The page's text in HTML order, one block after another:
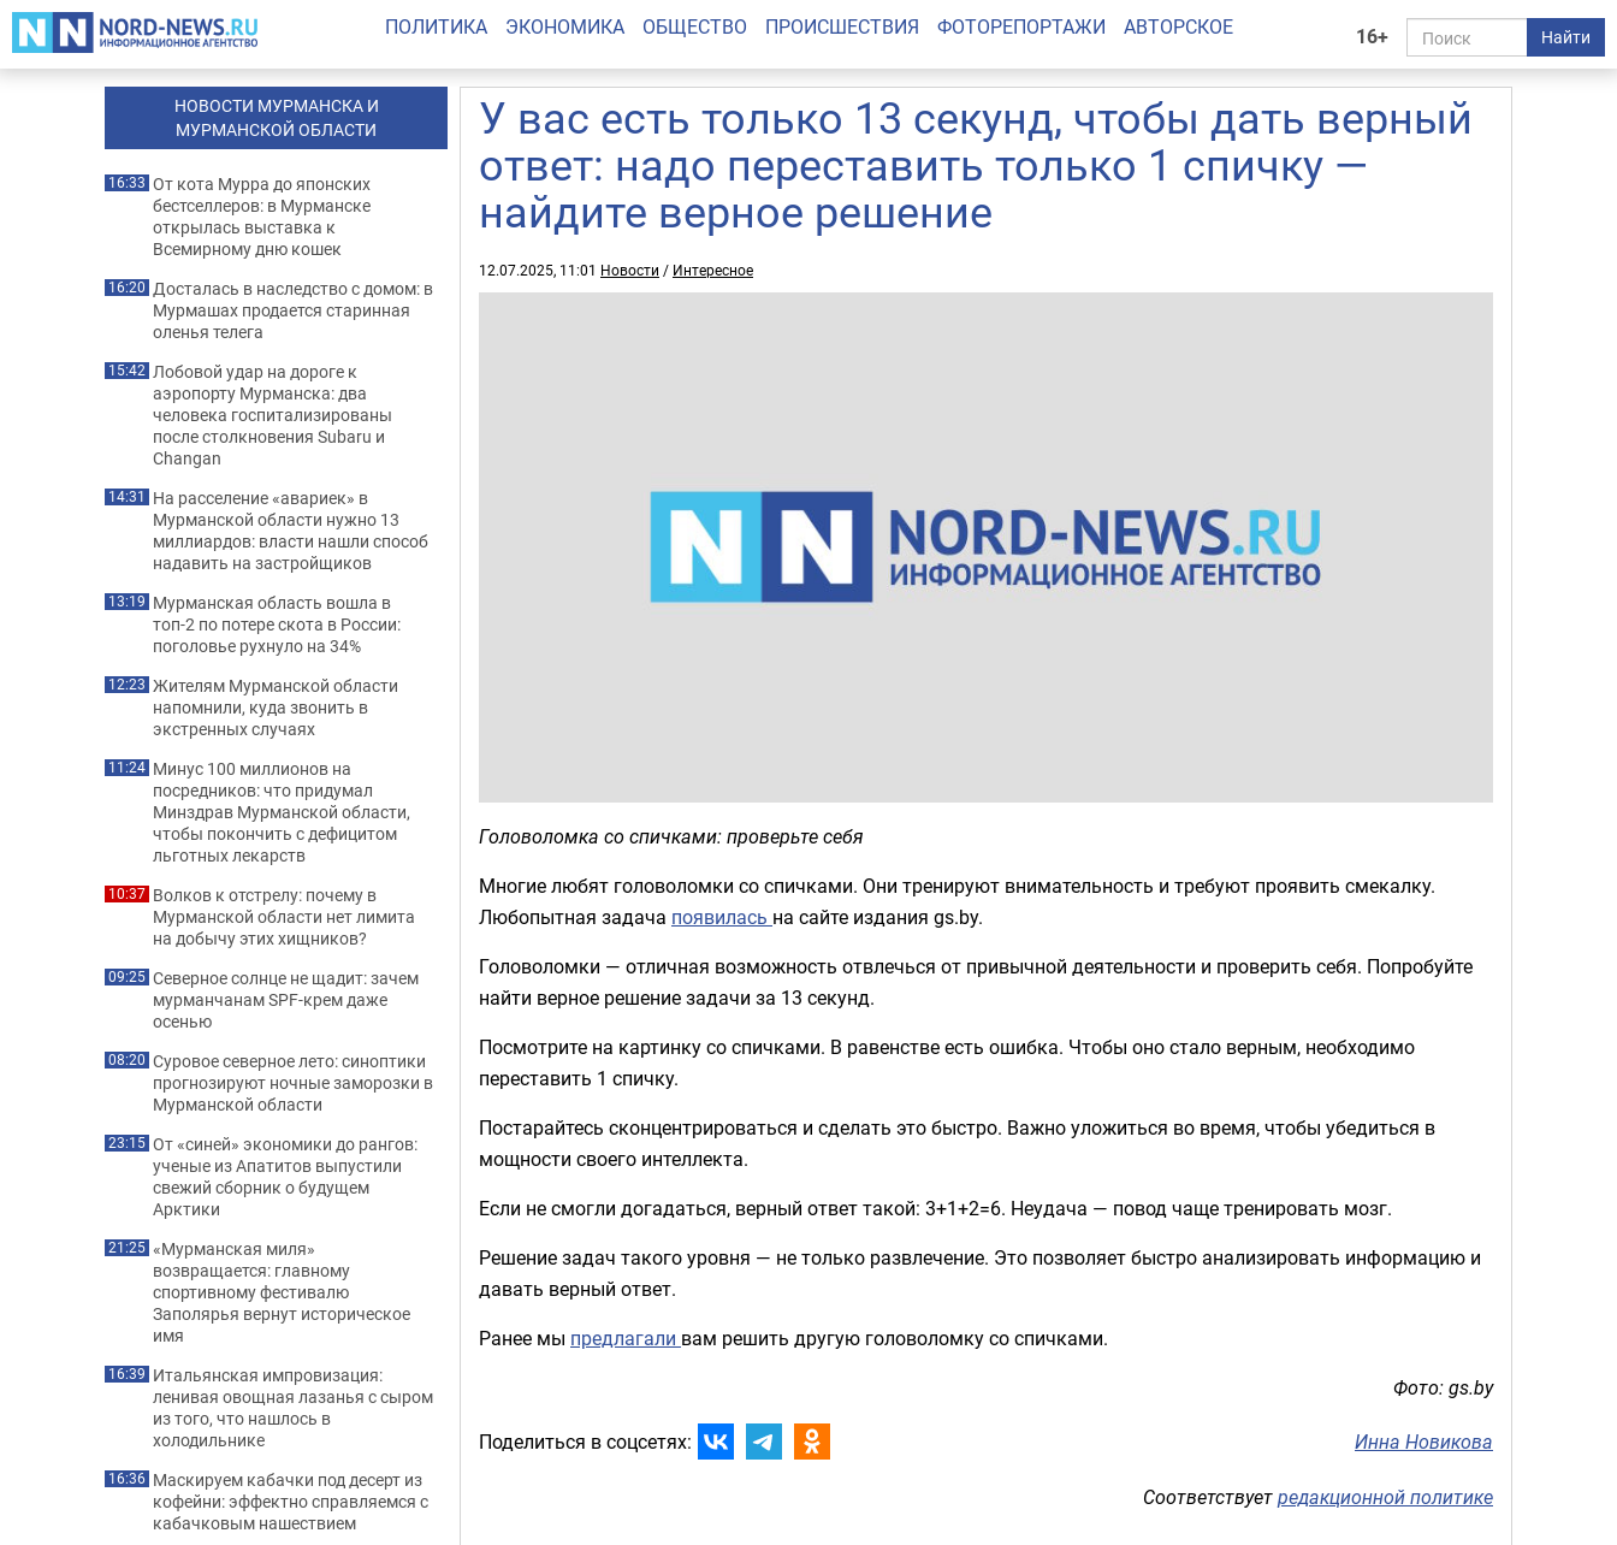
16+ Найти
ПОЛИТИКА ЭКОНОМИКА ОБЩЕСТВО ПРОИСШЕСТВИЯ ФОТОРЕПОРТАЖИ АВТОРСКОЕ
У вас есть только 13 секунд, чтобы дать верный
ответ: надо переставить только 1 спичку —
найдите верное решение
12.07.2025, 11:01 Новости / Интересное
Головоломка со спичками: проверьте себя
Многие любят головоломки со спичками. Они тренируют внимательность и требуют проявить смекалку.
Любопытная задача появилась на сайте издания gs.by.
Головоломки — отличная возможность отвлечься от привычной деятельности и проверить себя. Попробуйте
найти верное решение задачи за 13 секунд.
Посмотрите на картинку со спичками. В равенстве есть ошибка. Чтобы оно стало верным, необходимо
переставить 1 спичку.
Постарайтесь сконцентрироваться и сделать это быстро. Важно уложиться во время, чтобы убедиться в
мощности своего интеллекта.
Если не смогли догадаться, верный ответ такой: 3+1+2=6. Неудача — повод чаще тренировать мозг.
Решение задач такого уровня — не только развлечение. Это позволяет быстро анализировать информацию и
давать верный ответ.
Ранее мы предлагали вам решить другую головоломку со спичками.
Фото: gs.by
Поделиться в соцсетях: Инна Новикова
Соответствуетредакционной политике
НОВОСТИ МУРМАНСКА И
МУРМАНСКОЙ ОБЛАСТИ
16:33 От кота Мурра до японских
бестселлеров: в Мурманске
открылась выставка к
Всемирному дню кошек
16:20 Досталась в наследство с домом: в
Мурмашах продается старинная
оленья телега
15:42 Лобовой удар на дороге к
аэропорту Мурманска: два
человека госпитализированы
после столкновения Subaru и
Changan
14:31 На расселение «авариек» в
Мурманской области нужно 13
миллиардов: власти нашли способ
надавить на застройщиков
13:19 Мурманская область вошла в
топ-2 по потере скота в России:
поголовье рухнуло на 34%
12:23 Жителям Мурманской области
напомнили, куда звонить в
экстренных случаях
11:24 Минус 100 миллионов на
посредников: что придумал
Минздрав Мурманской области,
чтобы покончить с дефицитом
льготных лекарств
10:37 Волков к отстрелу: почему в
Мурманской области нет лимита
на добычу этих хищников?
09:25 Северное солнце не щадит: зачем
мурманчанам SPF-крем даже
осенью
08:20 Суровое северное лето: синоптики
прогнозируют ночные заморозки в
Мурманской области
23:15 От «синей» экономики до рангов:
ученые из Апатитов выпустили
свежий сборник о будущем
Арктики
21:25 «Мурманская миля»
возвращается: главному
спортивному фестивалю
Заполярья вернут историческое
имя
16:39 Итальянская импровизация:
ленивая овощная лазанья с сыром
из того, что нашлось в
холодильнике
16:36 Маскируем кабачки под десерт из
кофейни: эффектно справляемся с
кабачковым нашествием